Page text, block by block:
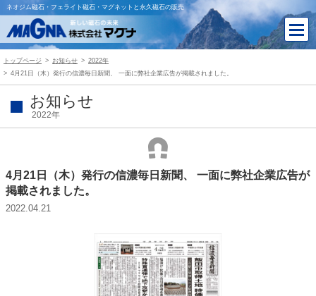
ネオジム磁石・フェライト磁石・マグネットと永久磁石の販売
トップページ お知らせ
2022年
4月21日（木）発行の信濃毎日新聞、 一面に弊社企業広告が掲載されました。
お知らせ
2022年
4月21日（木）発行の信濃毎日新聞、 一面に弊社企業広告が
掲載されました。
2022.04.21